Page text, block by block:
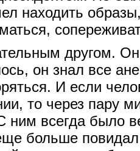
находить
другом.
он знал все
И если
то через пару
ним всегда было
больше